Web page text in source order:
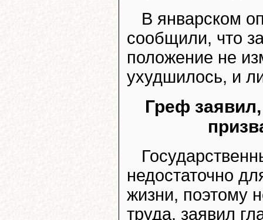
В январском
сообщили, что
положение не
ухудшилось, и
Греф
недостаточно
жизни, поэтому
труда, заявил